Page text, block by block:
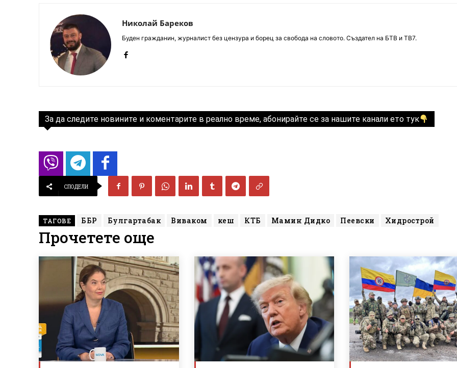
Николай Бареков
Буден гражданин, журналист без цензура и борец за свобода на словото. Създател на БТВ и ТВ7.
За да следите новините и коментарите в реално време, абонирайте се за нашите канали ето тук
СПОДЕЛИ
ТАГОВЕ ББР Булгартабак Виваком кеш КТБ Мамин Дидко Пеевски Хидрострой
Прочетете още